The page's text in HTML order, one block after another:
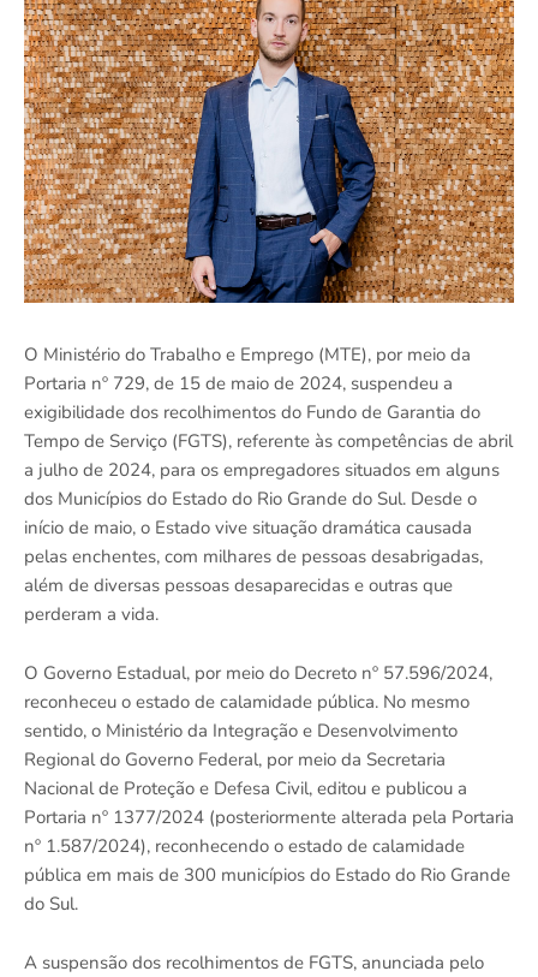
O Ministério do Trabalho e Emprego (MTE), por meio da
Portaria nº 729, de 15 de maio de 2024, suspendeu a
exigibilidade dos recolhimentos do Fundo de Garantia do
Tempo de Serviço (FGTS), referente às competências de abril
a julho de 2024, para os empregadores situados em alguns
dos Municípios do Estado do Rio Grande do Sul. Desde o
início de maio, o Estado vive situação dramática causada
pelas enchentes, com milhares de pessoas desabrigadas,
além de diversas pessoas desaparecidas e outras que
perderam a vida.
O Governo Estadual, por meio do Decreto nº 57.596/2024,
reconheceu o estado de calamidade pública. No mesmo
sentido, o Ministério da Integração e Desenvolvimento
Regional do Governo Federal, por meio da Secretaria
Nacional de Proteção e Defesa Civil, editou e publicou a
Portaria nº 1377/2024 (posteriormente alterada pela Portaria
nº 1.587/2024), reconhecendo o estado de calamidade
pública em mais de 300 municípios do Estado do Rio Grande
do Sul.
A suspensão dos recolhimentos de FGTS, anunciada pelo